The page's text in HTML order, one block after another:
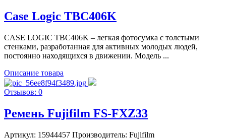
Case Logic TBC406K
CASE LOGIC TBC406K – легкая фотосумка с толстыми
стенками, разработанная для активных молодых людей,
постоянно находящихся в движении. Модель ...
Описание товара
Отзывов: 0
Ремень Fujifilm FS-FXZ33
Артикул: 15944457 Производитель: Fujifilm